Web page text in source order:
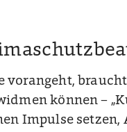
vorangeht,
können –
Impulse